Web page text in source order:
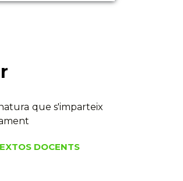
que s'imparteix
DOCENTS